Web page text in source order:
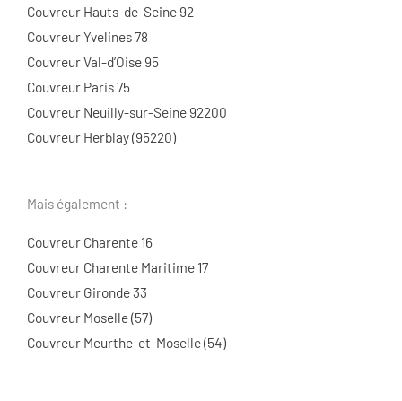
Couvreur Hauts-de-Seine 92
Couvreur Yvelines 78
Couvreur Val-d’Oise 95
Couvreur Paris 75
Couvreur Neuilly-sur-Seine 92200
Couvreur Herblay (95220)
Mais également :
Couvreur Charente 16
Couvreur Charente Maritime 17
Couvreur Gironde 33
Couvreur Moselle (57)
Couvreur Meurthe-et-Moselle (54)